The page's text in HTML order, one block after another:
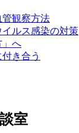
観察方法
ルス感染の対策
」へ
き合う
室